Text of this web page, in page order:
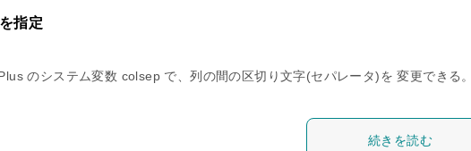
指定
のシステム変数 colsep で、列の間の区切り文字(セパレータ)を 変更できる
続きを読む